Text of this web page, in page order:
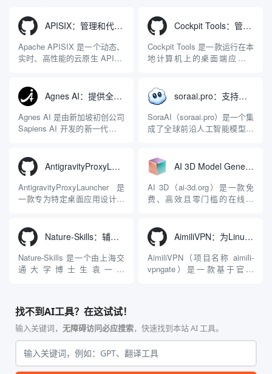
APISIX：管理和代理API及大模型流量的高性能网关
Apache APISIX 是一个动态、
实时、高性能的云原生 API 网
LuaJIT 构建，并在 2019 年作
为顶级开源项目捐赠给
Apache 软件基金会。APISIX
彻底摒...
Cockpit Tools：管理多个AI编程IDE账号与配置多开独立实例的本地桌面应用
Cockpit Tools 是一款运行在本
地计算机上的桌面端应用程
程助手的账号与运行环境而设
计。它目前支持包括
Antigravity IDE、Codex、
GitHub Copilo...
Agnes AI：提供全模态模型免费API、支持图文视频生成与复杂工程执行的智能体平台
Agnes AI 是由新加坡初创公司
Sapiens AI 开发的新一代多模
限制，提供集文本、图像、视
频生成于一体的“全模态”大模
型能力。平台的核心产品矩阵
包括主打自动化工作流的
soraai.pro：支持多模型文字转视频和图像生成的在线创作工具
SoraAI（soraai.pro）是一个集
成了全球前沿人工智能模型的
者、营销人员及广大用户提供
一站式、开箱即用的视觉内容
生成解决方案。网站的核心优
势在于其强大的多模型聚合能
AntigravityProxyLauncher：免TUN全局代理使用Antigravity IDE
AntigravityProxyLauncher 是
一款专为特定桌面应用设计的
Windows 平台。当用户使用桌
面版 Gemini 客户端或
Antigravity IDE ...
AI 3D Model Generator：通过文本和图像快速生成3D模型的在线工具
AI 3D（ai-3d.org）是一款免
费、高效且零门槛的在线AI
动Seed 3D两大行业领先的AI
模型架构，致力于帮助用户无
需掌握复杂的3D拓扑知识或昂
贵的专业软件，即可在...
Nature-Skills：辅助撰写学术论文和绘制科研图表的智能体插件
Nature-Skills 是一个由上海交
通大学博士生袁一哲
Nature、Science、Cell 等）
的论文撰写与发表流程设计。
该工具集以智能体插...
AimiliVPN：为Linux提供纯净出站家庭IP的VPN代理网关
AimiliVPN（项目名称 aimili-
vpngate）是一款基于官方
纯 Python 标准库编写，用户
无需安装...
找不到AI工具？在这试试！
输入关键词， 无障碍访问必应搜索，快速找到本站 AI 工具。